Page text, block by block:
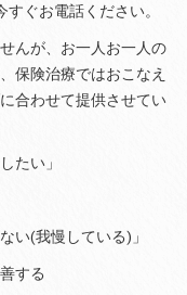
すぐお電話ください。
んが、お一人お一人の
保険治療ではおこなえ
合わせて提供させてい
たい」
い(我慢している)」
する